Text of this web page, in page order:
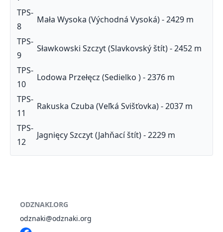
TPS-
8
Mała Wysoka (Východná Vysoká) - 2429 m
TPS-
9
Sławkowski Szczyt (Slavkovský štít) - 2452 m
TPS-
10
Lodowa Przełęcz (Sedielko ) - 2376 m
TPS-
11
Rakuska Czuba (Veľká Svišťovka) - 2037 m
TPS-
12
Jagnięcy Szczyt (Jahňací štít) - 2229 m
ODZNAKI.ORG
odznaki@odznaki.org